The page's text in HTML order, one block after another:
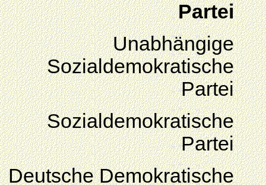
Partei
Unabhängige
Sozialdemokratische
Partei
Sozialdemokratische
Partei
Deutsche Demokratische